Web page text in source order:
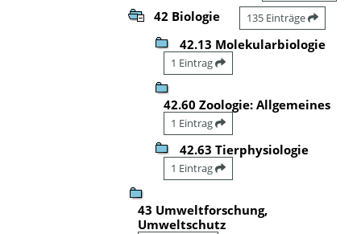
42 Biologie 135 Einträge
42.13 Molekularbiologie
1 Eintrag
42.60 Zoologie: Allgemeines
1 Eintrag
42.63 Tierphysiologie
1 Eintrag
43 Umweltforschung,
Umweltschutz